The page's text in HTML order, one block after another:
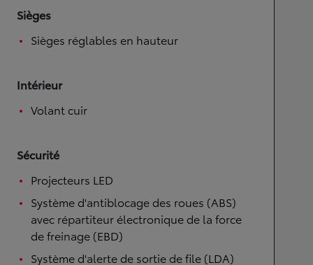
Sièges
Sièges réglables en hauteur
Intérieur
Volant cuir
Sécurité
Projecteurs LED
Système d'antiblocage des roues (ABS)
avec répartiteur électronique de la force
de freinage (EBD)
Système d'alerte de sortie de file (LDA)